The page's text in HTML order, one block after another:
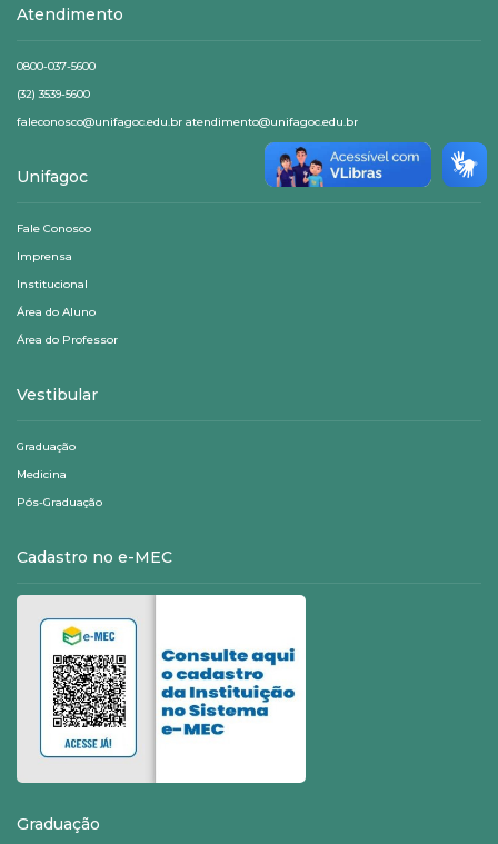
Atendimento
0800-037-5600
(32) 3539-5600
faleconosco@unifagoc.edu.br atendimento@unifagoc.edu.br
Unifagoc
Fale Conosco
Imprensa
Institucional
Área do Aluno
Área do Professor
Vestibular
Graduação
Medicina
Pós-Graduação
Cadastro no e-MEC
Graduação